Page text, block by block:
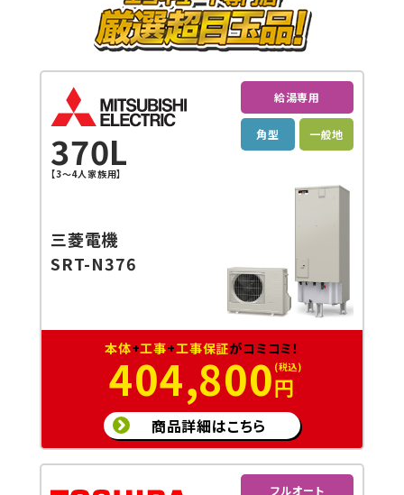
370L
【3～4人家族用】
給湯専用
角型 一般地
三菱電機
SRT-N376
本体+工事+工事保証がコミコミ！
404,800円
商品詳細はこちら
フルオート